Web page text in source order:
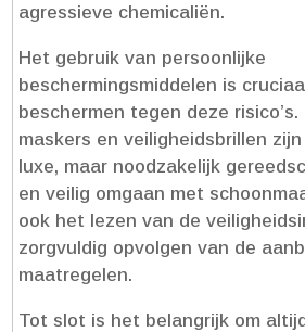
agressieve chemicaliën.​
Het gebruik van persoonlijke
beschermingsmiddelen is
beschermen tegen deze
maskers en veiligheidsbrillen
luxe, maar noodzakelijk
en veilig omgaan met
ook het lezen van de
zorgvuldig opvolgen van de
maatregelen.​
Tot slot is het belangrijk om